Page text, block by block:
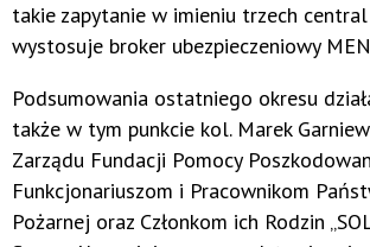
takie zapytanie w imieniu trzech
wystosuje broker ubezpieczeniowy
Podsumowania ostatniego okresu
także w tym punkcie kol. Marek
Zarządu Fundacji Pomocy
Funkcjonariuszom i Pracownikom
Pożarnej oraz Członkom ich Rodzin